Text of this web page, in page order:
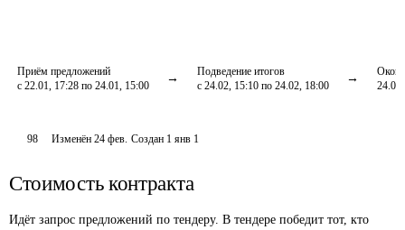
Приём предложений
с 22.01, 17:28 по 24.01, 15:00
Подведение итогов
с 24.02, 15:10 по 24.02, 18:00
98 Изменён24 фев. Создан 1 янв 1
Стоимость контракта
Идёт запрос предложений по тендеру. В тендере победит тот, кто